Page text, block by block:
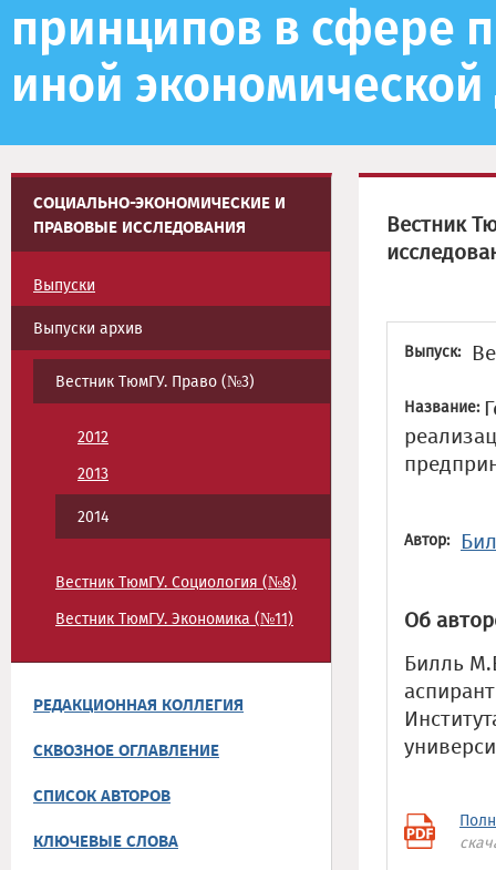
принципов в сфере
иной экономической
СОЦИАЛЬНО-ЭКОНОМИЧЕСКИЕ И
ПРАВОВЫЕ ИССЛЕДОВАНИЯ
Выпуски
Выпуски архив
Вестник ТюмГУ. Право (№3)
2012
2013
2014
Вестник ТюмГУ. Социология (№8)
Вестник ТюмГУ. Экономика (№11)
РЕДАКЦИОННАЯ КОЛЛЕГИЯ
СКВОЗНОЕ ОГЛАВЛЕНИЕ
СПИСОК АВТОРОВ
КЛЮЧЕВЫЕ СЛОВА
Вестник
Выпуск:
Название:
Автор:
Об
Билль